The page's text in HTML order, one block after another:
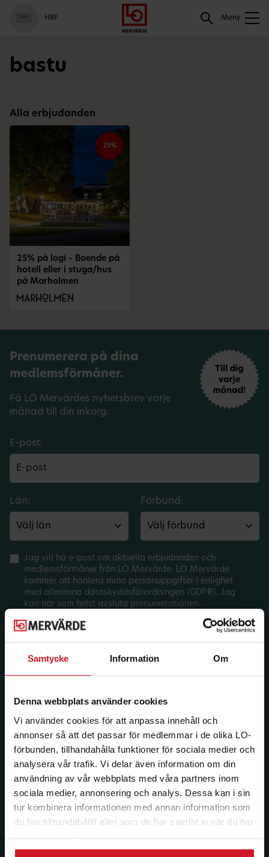
Samtycke Information Om
Denna webbplats använder cookies
Vi använder cookies för att anpassa innehåll och
annonser så att det passar för medlemmar i de olika LO-
förbunden, tillhandahålla funktioner för sociala medier och
analysera vår trafik. Vi delar även information om din
användning av vår webbplats med våra partners inom
sociala medier, annonsering och analys. Dessa kan i sin
tur kombinera informationen med annan information som
du har tillhandahållit eller som de har samlat in när du har
använt deras tjänster.
Gå
till
meny
Logga
in
Hoppa
till
innehåll
HRF Meny
Sök
bastu
Alla erbjudanden
25%
25% på logi – Boende på
hotell eller i stuga/hus
på Marholmen
Prenumerera på dina
medlemsförmåner.
Få LO Mervärdes nyhetsbrev varje
månad till din inkorg.
E-post:
Län: Förbund:
Jag vill ha e-post om aktuella erbjudanden och
medlemsförmåner från LO Mervärde. LO Mervärde
kommer att hantera mina personuppgifter i enlighet
med allmänna dataskyddsförordningen (GDPR). Jag
kan när som helst avsluta prenumerationen.